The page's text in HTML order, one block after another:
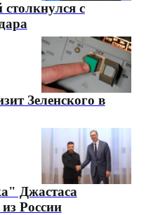
с
Зеленского в
Джастаса
России